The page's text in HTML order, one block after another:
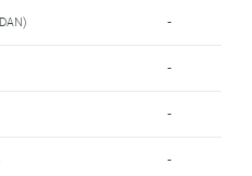
-
-
-
-